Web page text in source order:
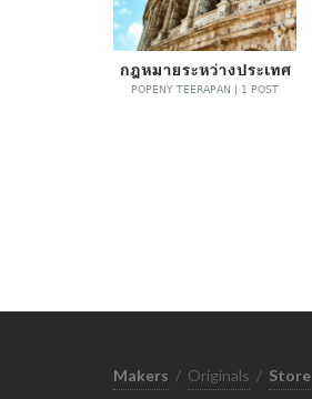
กฎหมายระหว่างประเทศ
POPENY TEERAPAN | 1 POST
Makers / Originals / Store